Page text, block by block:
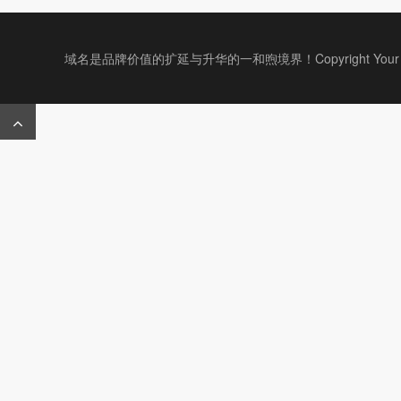
域名是品牌价值的扩延与升华的一和煦境界！Copyright